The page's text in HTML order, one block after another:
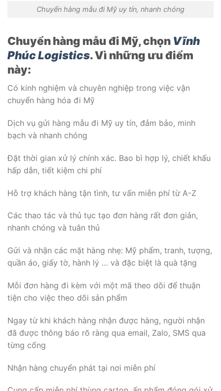
Chuyển hàng mẫu đi Mỹ uy tín, nhanh chóng
Chuyển hàng mẫu đi Mỹ, chọn Vĩnh
Phúc Logistics. Vì những ưu điểm
này:
Có kinh nghiệm và chuyên nghiệp trong việc vận
chuyển hàng hóa đi Mỹ
Dịch vụ gửi hàng mẫu đi Mỹ uy tín, đảm bảo, minh
bạch và nhanh chóng
Đặt thời gian xử lý chính xác. Bao bì hợp lý, chiết khấu
hấp dẫn, tiết kiệm chi phí
Hỗ trợ khách hàng tận tình, tư vấn miễn phí từ A-Z
Các thao tác và thủ tục tạo đơn hàng rất đơn giản,
nhanh chóng và tuân thủ
Gửi và nhận các mặt hàng nhẹ: Mỹ phẩm, tranh, tượng,
quần áo, giấy tờ, hành lý … và đặc biệt là quà tặng
Mỗi đơn hàng đi kèm với một mã theo dõi để thuận
tiện cho việc theo dõi sản phẩm
Ngay từ khi khách hàng nhận được hàng, người nhận
đã được thông báo rõ ràng qua email, Zalo, SMS qua
từng cổng
Nhận hàng chuyển phát tại nơi miễn phí